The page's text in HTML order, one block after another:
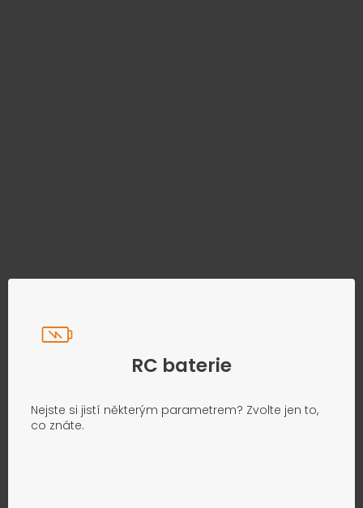
RC baterie
Nejste si jistí některým parametrem? Zvolte jen to,
co znáte.